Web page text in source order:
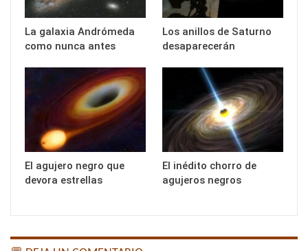
La galaxia Andrómeda
como nunca antes
Los anillos de Saturno
desaparecerán
El agujero negro que
devora estrellas
El inédito chorro de
agujeros negros